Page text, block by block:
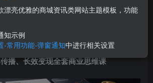
当前未登录！建议登陆后购买，可保存购买订单
拆解各行各业头部品牌盈利模式，吃透
播、长效变现全套商业思维课
漂亮优雅的商城资讯类网站主题模板，功能
知示例
-常用功能-弹窗通知中进行相关设置